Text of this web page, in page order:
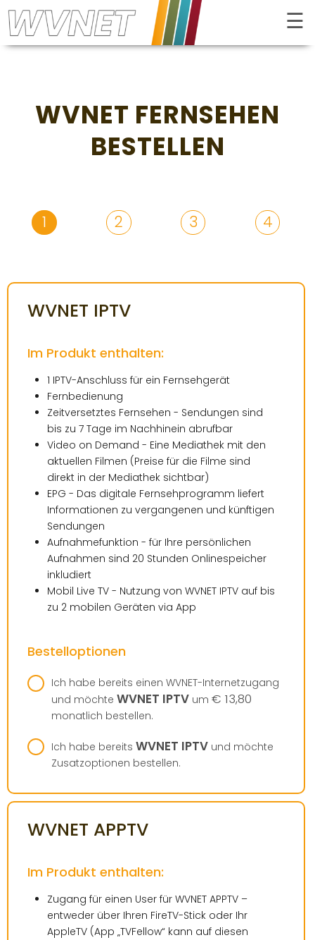
Kontrast
TELEFON
DESIGN
WEBSITE
GRAFIKDESIGN
ONLINESHOP
BUSINESS
INTERNET
eCard
HOSTING
PLUS
TELEFON
DESIGN
SERVER
KONTAKT
KUNDENBEREICH
ANLEITUNGEN
DOWNLOADS
FAQ
REZENSIONEN
WEBMAIL
WIDERRUFSFORMULAR
☰
WVNET FERNSEHEN
BESTELLEN
1 2 3 4
WVNET IPTV
Im Produkt enthalten:
1 IPTV-Anschluss für ein Fernsehgerät
Fernbedienung
Zeitversetztes Fernsehen - Sendungen sind
bis zu 7 Tage im Nachhinein abrufbar
Video on Demand - Eine Mediathek mit den
aktuellen Filmen (Preise für die Filme sind
direkt in der Mediathek sichtbar)
EPG - Das digitale Fernsehprogramm liefert
Informationen zu vergangenen und künftigen
Sendungen
Aufnahmefunktion - für Ihre persönlichen
Aufnahmen sind 20 Stunden Onlinespeicher
inkludiert
Mobil Live TV - Nutzung von WVNET IPTV auf bis
zu 2 mobilen Geräten via App
Bestelloptionen
Ich habe bereits einen WVNET-Internetzugang
und möchte WVNET IPTV um € 13,80
monatlich bestellen.
Ich habe bereits WVNET IPTV und möchte
Zusatzoptionen bestellen.
WVNET APPTV
Im Produkt enthalten:
Zugang für einen User für WVNET APPTV –
entweder über Ihren FireTV-Stick oder Ihr
AppleTV (App „TVFellow“ kann auf diesen